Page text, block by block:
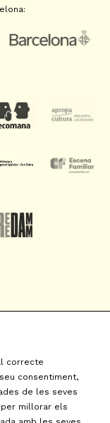
correcte
consentiment,
de les seves
millorar els